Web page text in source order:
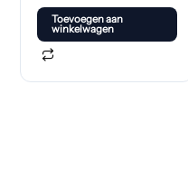
Toevoegen aan
winkelwagen